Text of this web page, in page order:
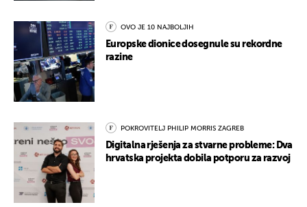
OVO JE 10 NAJBOLJIH
Europske dionice dosegnule su rekordne
razine
POKROVITELJ PHILIP MORRIS ZAGREB
Digitalna rješenja za stvarne probleme: Dva
hrvatska projekta dobila potporu za razvoj